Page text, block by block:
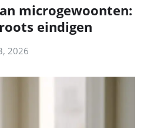
microgewoonten:
eindigen
2026